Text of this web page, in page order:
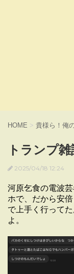
HOME > 貴様ら！俺
トランプ
2025/04/18 12:24
河原乞食の電波
ホで、だから安
で上手く行って
よ。